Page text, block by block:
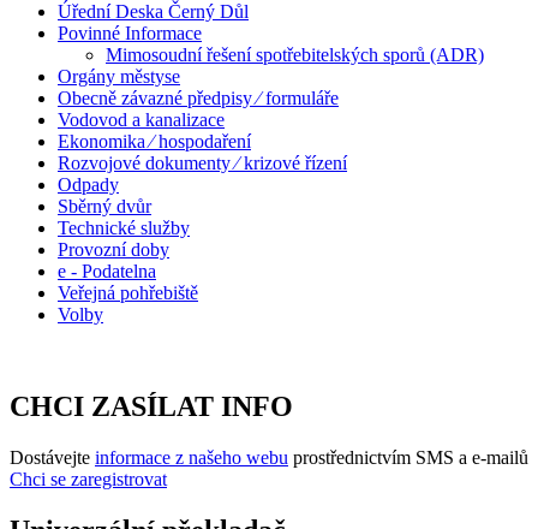
Úřední Deska Černý Důl
Povinné Informace
Mimosoudní řešení spotřebitelských sporů (ADR)
Orgány městyse
Obecně závazné předpisy ⁄ formuláře
Vodovod a kanalizace
Ekonomika ⁄ hospodaření
Rozvojové dokumenty ⁄ krizové řízení
Odpady
Sběrný dvůr
Technické služby
Provozní doby
e - Podatelna
Veřejná pohřebiště
Volby
CHCI ZASÍLAT INFO
Dostávejte informace z našeho webu prostřednictvím SMS a e-mailů
Chci se zaregistrovat